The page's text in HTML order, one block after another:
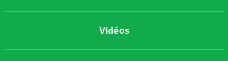
Vidéos